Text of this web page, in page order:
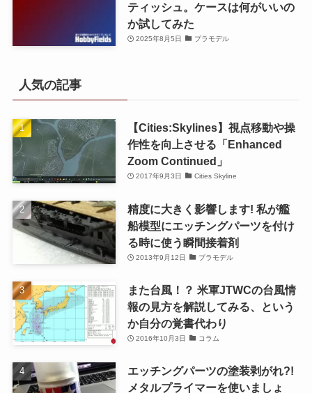
ティッシュ。ケースは何がいいの
か試してみた
2025年8月5日 プラモデル
人気の記事
【Cities:Skylines】視点移動や操
作性を向上させる「Enhanced
Zoom Continued」
2017年9月3日 Cities Skyline
精度に大きく影響します! 私が艦
船模型にエッチングパーツを付け
る時に使う瞬間接着剤
2013年9月12日 プラモデル
また台風！？ 米軍JTWCの台風情
報の見方を解説してみる、という
か自分の覚書代わり
2016年10月3日 コラム
エッチングパーツの塗装剥がれ?!
メタルプライマーを使いましょ